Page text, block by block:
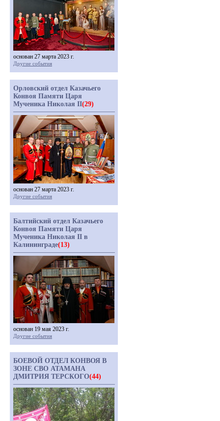
основан 27 марта 2023 г.
Другие события
Орловский отдел Казачьего
Конвоя Памяти Царя
Мученика Николая II(29)
основан 27 марта 2023 г.
Другие события
Балтийский отдел Казачьего
Конвоя Памяти Царя
Мученика Николая II в
Калининграде(13)
основан 19 мая 2023 г.
Другие события
БОЕВОЙ ОТДЕЛ КОНВОЯ В
ЗОНЕ СВО АТАМАНА
ДМИТРИЯ ТЕРСКОГО(44)